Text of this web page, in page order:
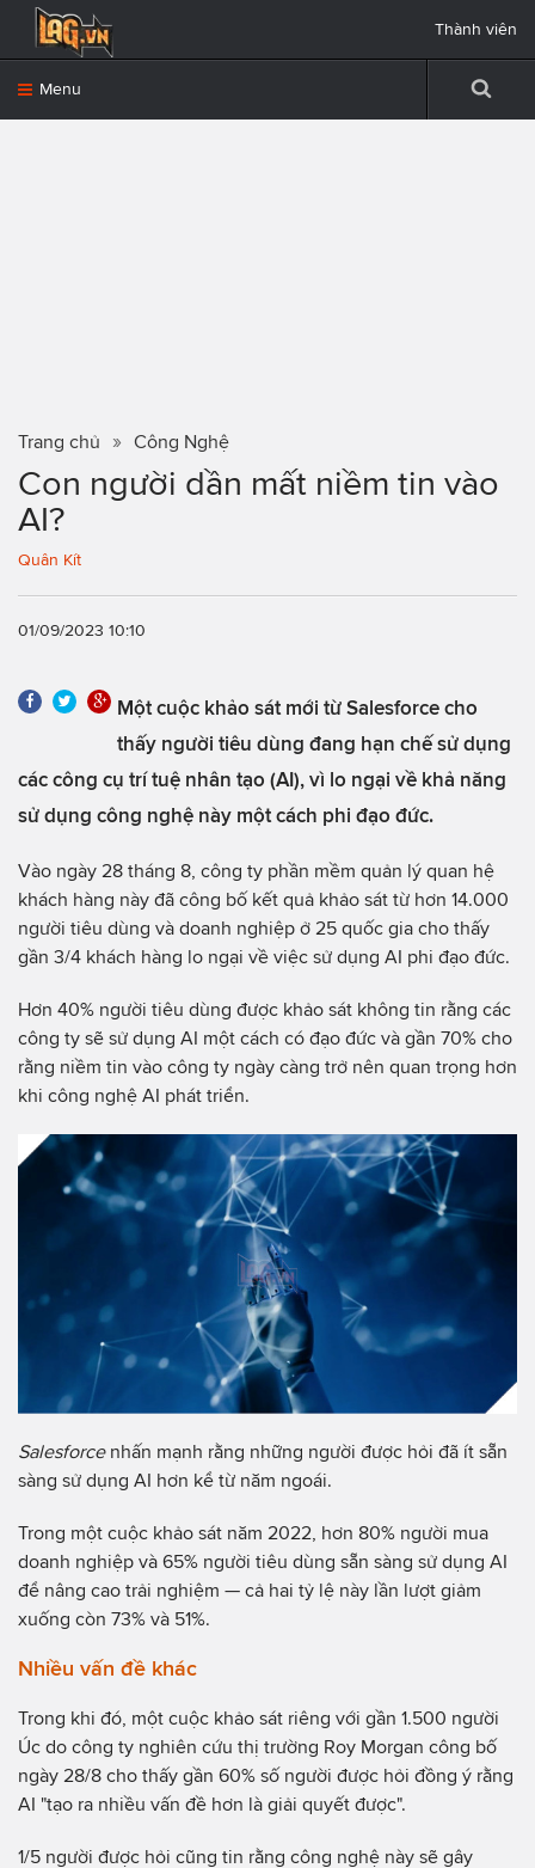
Menu
Thành viên
Trang chủ Công Nghệ
Con người dần mất niềm tin vào
AI?
Quân Kít
01/09/2023 10:10
Một cuộc khảo sát mới từ Salesforce cho
thấy người tiêu dùng đang hạn chế sử dụng
các công cụ trí tuệ nhân tạo (AI), vì lo ngại về khả năng
sử dụng công nghệ này một cách phi đạo đức.
Vào ngày 28 tháng 8, công ty phần mềm quản lý quan hệ
khách hàng này đã công bố kết quả khảo sát từ hơn 14.000
người tiêu dùng và doanh nghiệp ở 25 quốc gia cho thấy
gần 3/4 khách hàng lo ngại về việc sử dụng AI phi đạo đức.
Hơn 40% người tiêu dùng được khảo sát không tin rằng các
công ty sẽ sử dụng AI một cách có đạo đức và gần 70% cho
rằng niềm tin vào công ty ngày càng trở nên quan trọng hơn
khi công nghệ AI phát triển.
Salesforcenhấn mạnh rằng những người được hỏi đã ít sẵn
sàng sử dụng AI hơn kể từ năm ngoái.
Trong một cuộc khảo sát năm 2022, hơn 80% người mua
doanh nghiệp và 65% người tiêu dùng sẵn sàng sử dụng AI
để nâng cao trải nghiệm — cả hai tỷ lệ này lần lượt giảm
xuống còn 73% và 51%.
Nhiều vấn đề khác
Trong khi đó, một cuộc khảo sát riêng với gần 1.500 người
Úc do công ty nghiên cứu thị trường Roy Morgan công bố
ngày 28/8 cho thấy gần 60% số người được hỏi đồng ý rằng
AI "tạo ra nhiều vấn đề hơn là giải quyết được".
1/5 người được hỏi cũng tin rằng công nghệ này sẽ gây